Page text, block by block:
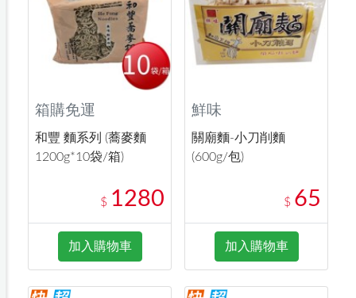
箱購免運
和豐 麵系列 (蕎麥麵
1200g*10袋/箱)
$ 1280
加入購物車
鮮味
關廟麵-小刀削麵
(600g/包)
$ 65
加入購物車